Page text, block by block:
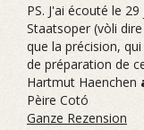
PS. J'ai écouté le
Staatsoper (vòli
que la précision,
de préparation de
Hartmut Haenchen
Pèire Cotó
Ganze Rezension